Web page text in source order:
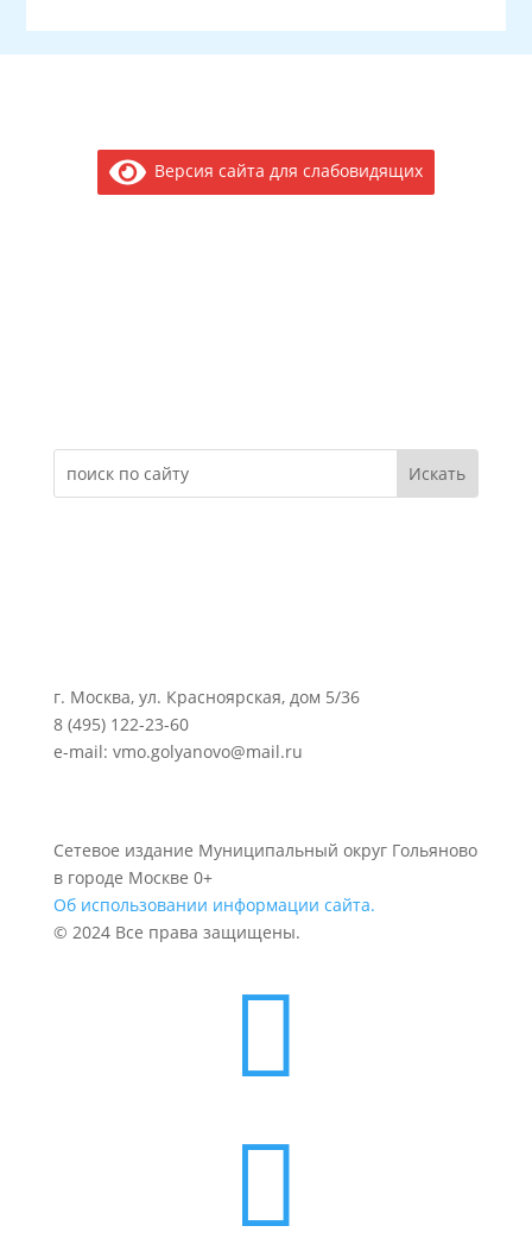
Версия сайта для слабовидящих
г. Москва, ул. Красноярская, дом 5/36
8 (495) 122-23-60
e-mail: vmo.golyanovo@mail.ru
Сетевое издание Муниципальный округ Гольяново
в городе Москве 0+
Об использовании информации сайта.
© 2024 Все права защищены.

